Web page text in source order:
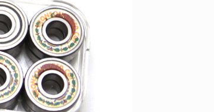
ID
IZURU NAGAHARA / 永原依弦
2026.08.05